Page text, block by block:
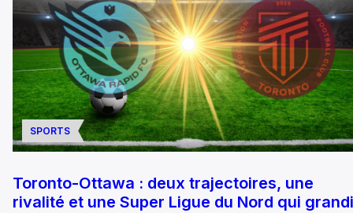
SPORTS
Toronto-Ottawa : deux trajectoires, une
rivalité et une Super Ligue du Nord qui